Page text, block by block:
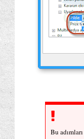
Bu adımları